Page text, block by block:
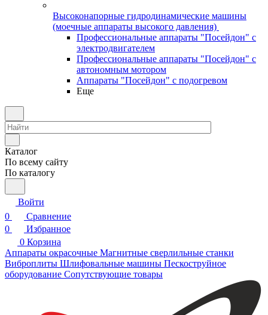
Высоконапорные гидродинамические машины
(моечные аппараты высокого давления)
Профессиональные аппараты "Посейдон" с
электродвигателем
Профессиональные аппараты "Посейдон" с
автономным мотором
Аппараты "Посейдон" с подогревом
Еще
Каталог
По всему сайту
По каталогу
Войти
0
Сравнение
0
Избранное
0 Корзина
Аппараты окрасочные Магнитные сверлильные станки
Виброплиты Шлифовальные машины Пескоструйное
оборудование Сопутствующие товары